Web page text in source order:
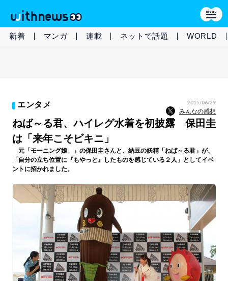
新着 マンガ 連載 ネットで話題 WORLD
エンタメ 2015/06/29
みんなの感想
ねば～る君、ハイレグ水着を初披露 保田圭
は「来年こそビキニ」
元「モーニング娘。」の保田圭さんと、納豆の妖精「ねば～る君」が、
「自分の立ち位置に『もやっと』したものを感じている２人」としてイベ
ントに招かれました。